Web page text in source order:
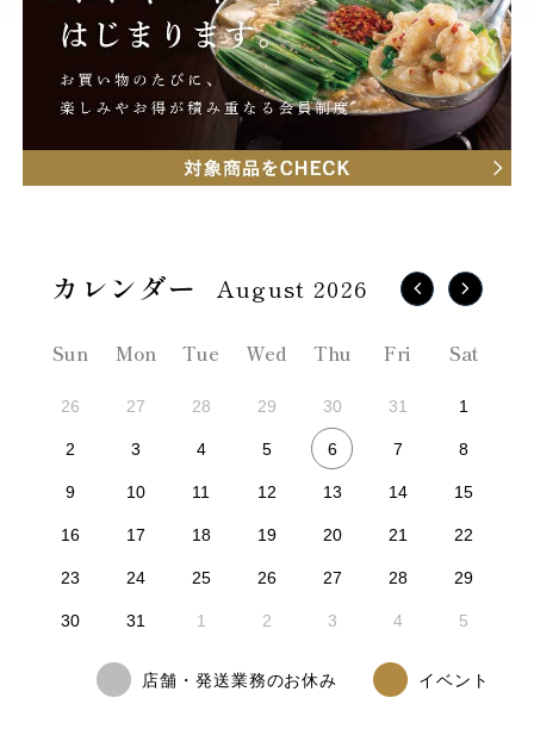
August 2026
Sun Mon Tue Wed Thu Fri Sat
26 27 28 29 30 31 1
2 3 4 5 6 7 8
9 10 11 12 13 14 15
16 17 18 19 20 21 22
23 24 25 26 27 28 29
30 31 1 2 3 4 5
店舗・発送業務のお休み イベント